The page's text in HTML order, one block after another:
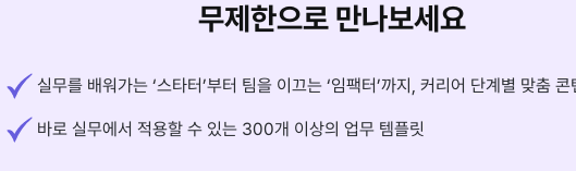
무제한으로 만나보세요
실무를 배워가는 ‘스타터’부터 팀을 이끄는 ‘임팩터’까지, 커리어 단계별 맞춤
바로 실무에서 적용할 수 있는 300개 이상의 업무 템플릿